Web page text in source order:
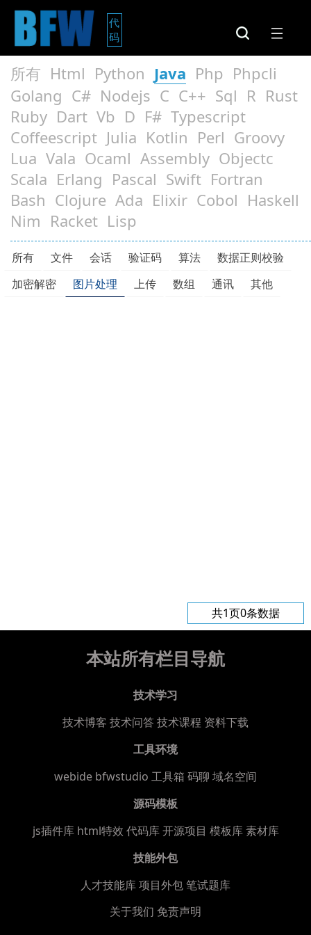
代
码
所有 Html Python Java Php Phpcli
Golang C# Nodejs C C++ Sql R Rust
Ruby Dart Vb D F# Typescript
Coffeescript Julia Kotlin Perl Groovy
Lua Vala Ocaml Assembly Objectc
Scala Erlang Pascal Swift Fortran
Bash Clojure Ada Elixir Cobol Haskell
Nim Racket Lisp
所有 文件 会话 验证码 算法
数据正则校验
加密解密
图片处理 上传 数组 通讯 其他
共1页0条数据
本站所有栏目导航
技术学习
技术博客 技术问答技术课程 资料下载
工具环境
webide bfwstudio 工具箱 码聊 域名空间
源码模板
js插件库 html特效 代码库 开源项目 模板库 素材库
技能外包
人才技能库项目外包笔试题库
关于我们 免责声明